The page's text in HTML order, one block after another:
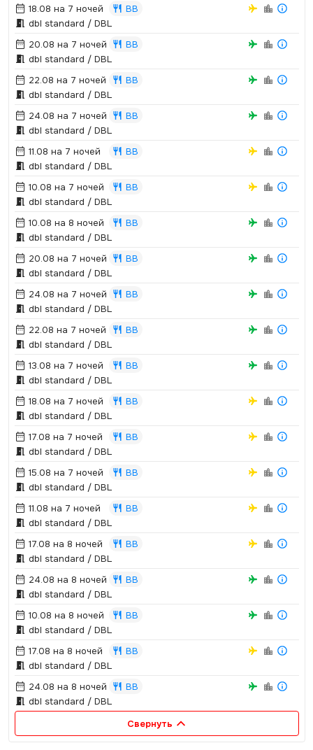
18.08 на 7 ночей
BB
dbl standard / DBL
20.08 на 7 ночей
BB
dbl standard / DBL
22.08 на 7 ночей
BB
dbl standard / DBL
24.08 на 7 ночей
BB
dbl standard / DBL
11.08 на 7 ночей
BB
dbl standard / DBL
10.08 на 7 ночей
BB
dbl standard / DBL
10.08 на 8 ночей
BB
dbl standard / DBL
20.08 на 7 ночей
BB
dbl standard / DBL
24.08 на 7 ночей
BB
dbl standard / DBL
22.08 на 7 ночей
BB
dbl standard / DBL
13.08 на 7 ночей
BB
dbl standard / DBL
18.08 на 7 ночей
BB
dbl standard / DBL
17.08 на 7 ночей
BB
dbl standard / DBL
15.08 на 7 ночей
BB
dbl standard / DBL
11.08 на 7 ночей
BB
dbl standard / DBL
17.08 на 8 ночей
BB
dbl standard / DBL
24.08 на 8 ночей
BB
dbl standard / DBL
10.08 на 8 ночей
BB
dbl standard / DBL
17.08 на 8 ночей
BB
dbl standard / DBL
24.08 на 8 ночей
BB
dbl standard / DBL
Свернуть